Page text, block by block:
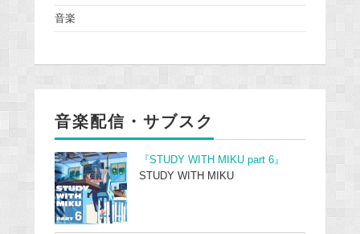
音楽
音楽配信・サブスク
『STUDY WITH MIKU part 6』
STUDY WITH MIKU